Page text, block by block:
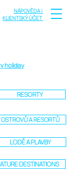
NÁPOVĚDA |
KLIENTSKÝ ÚČET
holiday
RESORTY
A RESORTŮ
LODĚ A PLAVBY
DESTINATIONS